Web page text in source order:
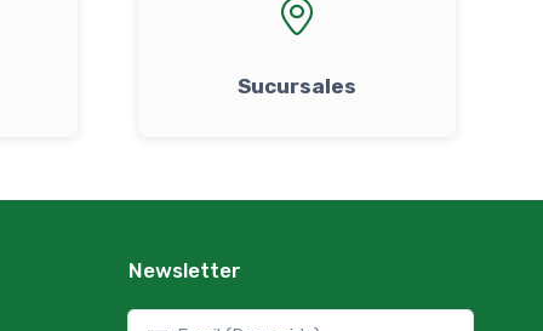
Sucursales
Newsletter